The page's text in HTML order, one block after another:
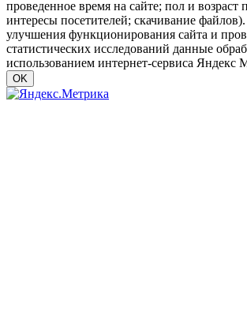
проведенное время на сайте; пол и возраст
интересы посетителей; скачивание
улучшения функционирования сайта и
статистических исследований данные
использованием интернет-сервиса Яндекс
OK